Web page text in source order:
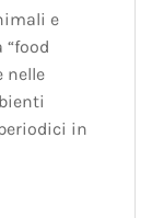
e
nelle
in